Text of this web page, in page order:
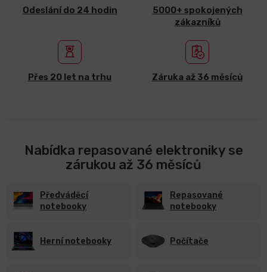
monitory
Příslušenství
Značky
Odeslání do 24 hodin
5000+ spokojených
zákazníků
Přes 20 let na trhu Záruka až 36 měsíců
Nabídka repasované elektroniky se
zárukou až 36 měsíců
Předváděcí
notebooky
Repasované
notebooky
Herní notebooky Počítače